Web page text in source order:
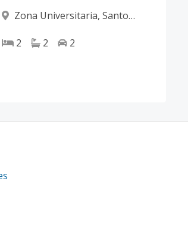
Zona Universitaria, Santo
2
2 2